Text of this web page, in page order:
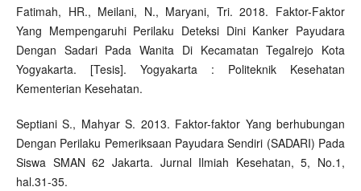
Fatimah, HR., Meilani, N., Maryani, Tri. 2018. Faktor-Faktor
Yang Mempengaruhi Perilaku Deteksi Dini Kanker Payudara
Dengan Sadari Pada Wanita Di Kecamatan Tegalrejo Kota
Yogyakarta. [Tesis]. Yogyakarta : Politeknik Kesehatan
Kementerian Kesehatan.
Septiani S., Mahyar S. 2013. Faktor-faktor Yang berhubungan
Dengan Perilaku Pemeriksaan Payudara Sendiri (SADARI) Pada
Siswa SMAN 62 Jakarta. Jurnal Ilmiah Kesehatan, 5, No.1,
hal.31-35.